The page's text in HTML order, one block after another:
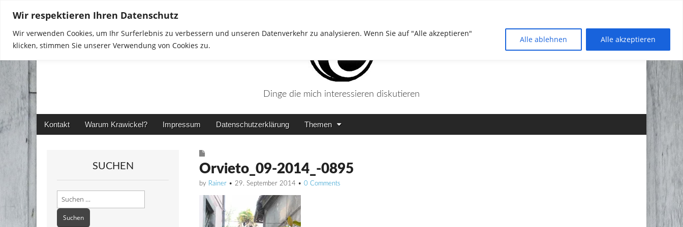
Wir respektieren Ihren Datenschutz
Wir verwenden Cookies, um Ihr Surferlebnis zu verbessern und unseren Datenverkehr zu analysieren. Wenn Sie auf "Alle akzeptieren"
klicken, stimmen Sie unserer Verwendung von Cookies zu.
Alle ablehnen Alle akzeptieren
Rainer in Krawickel
Dinge die mich interessieren diskutieren
Main
Skip
Kontakt Warum Krawickel? Impressum Datenschutzerklärung Themen
Orvieto_09-2014_-0895
by Rainer • 29. September 2014 • 0 Comments
SUCHEN
Suchen
nach: